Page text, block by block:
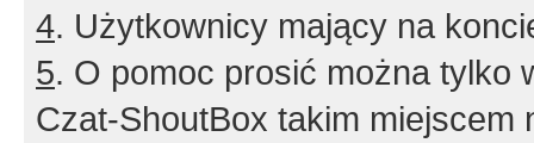
4. Użytkownicy mający na
5. O pomoc prosić można tylko
Czat-ShoutBox takim miejscem